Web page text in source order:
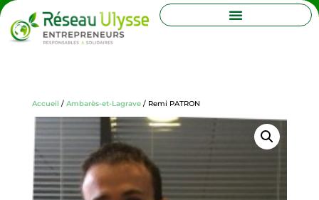
Accueil / Ambarès-et-Lagrave/ Remi PATRON